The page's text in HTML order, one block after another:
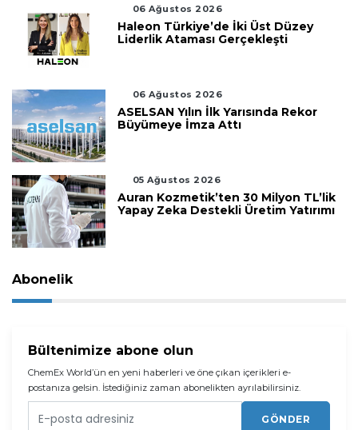
06 Ağustos 2026
Haleon Türkiye’de İki Üst Düzey
Liderlik Ataması Gerçekleşti
06 Ağustos 2026
ASELSAN Yılın İlk Yarısında Rekor
Büyümeye İmza Attı
05 Ağustos 2026
Auran Kozmetik’ten 30 Milyon TL’lik
Yapay Zeka Destekli Üretim Yatırımı
Abonelik
Bültenimize abone olun
ChemEx World’ün en yeni haberleri ve öne çıkan içerikleri e-
postanıza gelsin. İstediğiniz zaman abonelikten ayrılabilirsiniz.
GÖNDER